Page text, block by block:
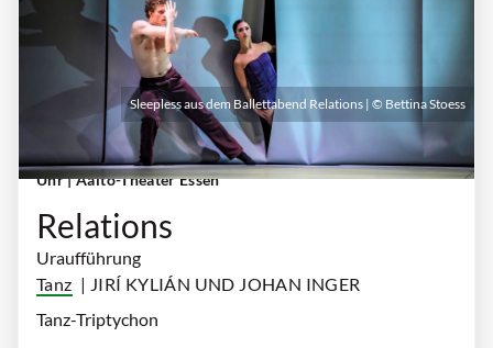
Sonntag, 04. Oktober 2026 | 18:00 Uhr - 20:00
Uhr| Aalto-Theater Essen
Relations
Uraufführung
Tanz | JIRÍ KYLIÁN UND JOHAN INGER
Tanz-Triptychon
Sleepless aus dem Ballettabend Relations | © Bettina Stoess